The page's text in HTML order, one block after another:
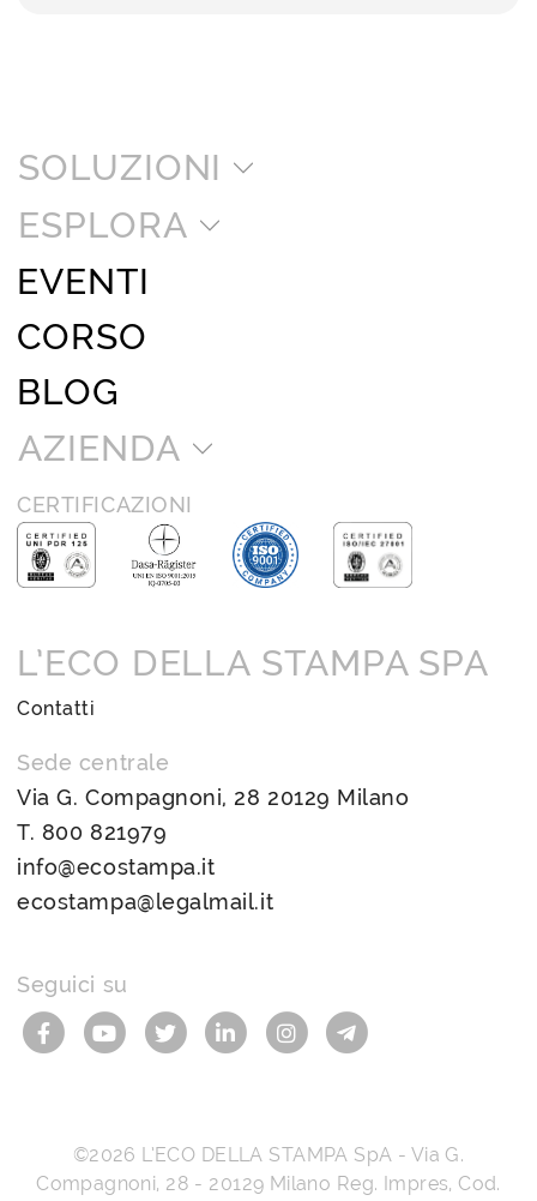
SOLUZIONI
ESPLORA
EVENTI
CORSO
BLOG
AZIENDA
CERTIFICAZIONI
L’ECO DELLA STAMPA SPA
Contatti
Sede centrale
Via G. Compagnoni, 28 20129 Milano
T. 800 821979
info@ecostampa.it
ecostampa@legalmail.it
Seguici su
©2026 L’ECO DELLA STAMPA SpA - Via G.
Compagnoni, 28 - 20129 Milano Reg. Impres, Cod.